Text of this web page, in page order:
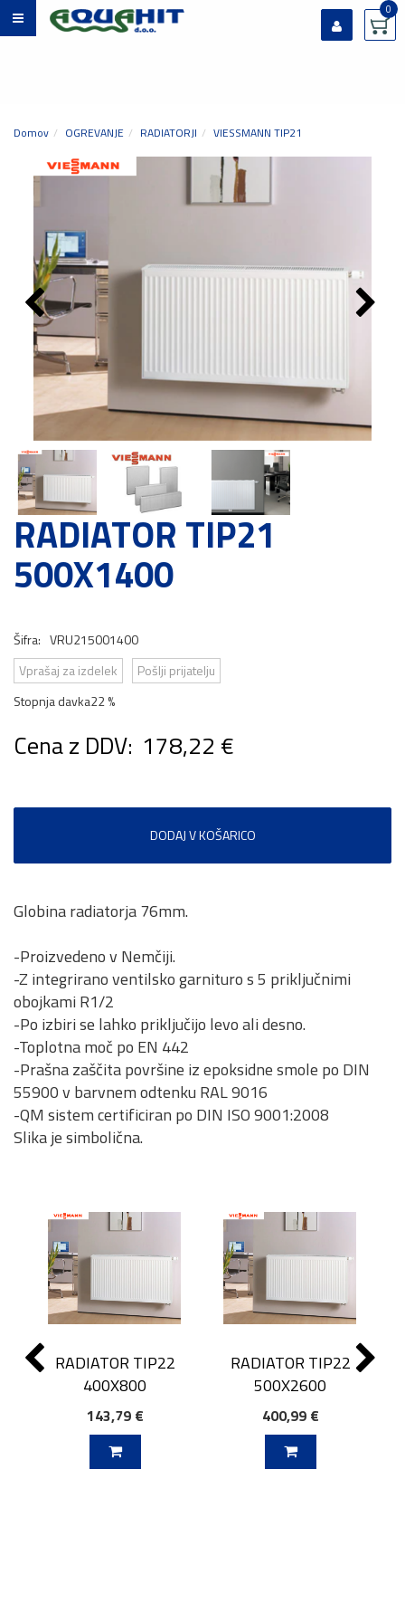
0
Domov OGREVANJE RADIATORJI VIESSMANN TIP21
RADIATOR TIP21
500X1400
Šifra: VRU215001400
Vprašaj za izdelek
Pošlji prijatelju
Stopnja davka22 %
Cena z DDV: 178,22 €
DODAJ V KOŠARICO
Globina radiatorja 76mm.
-Proizvedeno v Nemčiji.
-Z integrirano ventilsko garnituro s 5 priključnimi
obojkami R1/2
-Po izbiri se lahko priključijo levo ali desno.
-Toplotna moč po EN 442
-Prašna zaščita površine iz epoksidne smole po DIN
55900 v barvnem odtenku RAL 9016
-QM sistem certificiran po DIN ISO 9001:2008
Slika je simbolična.
RADIATOR TIP22
400X800
143,79 €
RADIATOR TIP22
500X2600
400,99 €